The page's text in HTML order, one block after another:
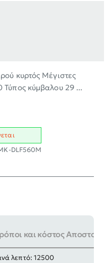
κυρτός Μέγιστες
Τύπος κύμβαλου 29 ...
DLF560M
και κόστος
φτερού κυρτός
λεπτό: 12500